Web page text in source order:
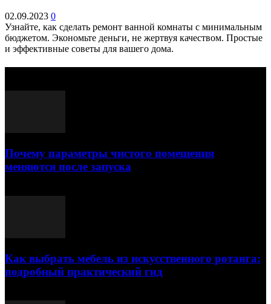
02.09.2023 0
Узнайте, как сделать ремонт ванной комнаты с минимальным
бюджетом. Экономьте деньги, не жертвуя качеством. Простые
и эффективные советы для вашего дома.
Почему параметры чистого помещения
меняются после запуска
Как выбрать мебель из искусственного ротанга:
подробный практический гид